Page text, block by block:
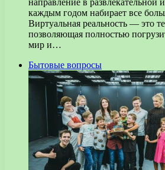
каждым годом набирает все
Виртуальная реальность — это
позволяющая полностью
мир и…
Бытовые вопросы